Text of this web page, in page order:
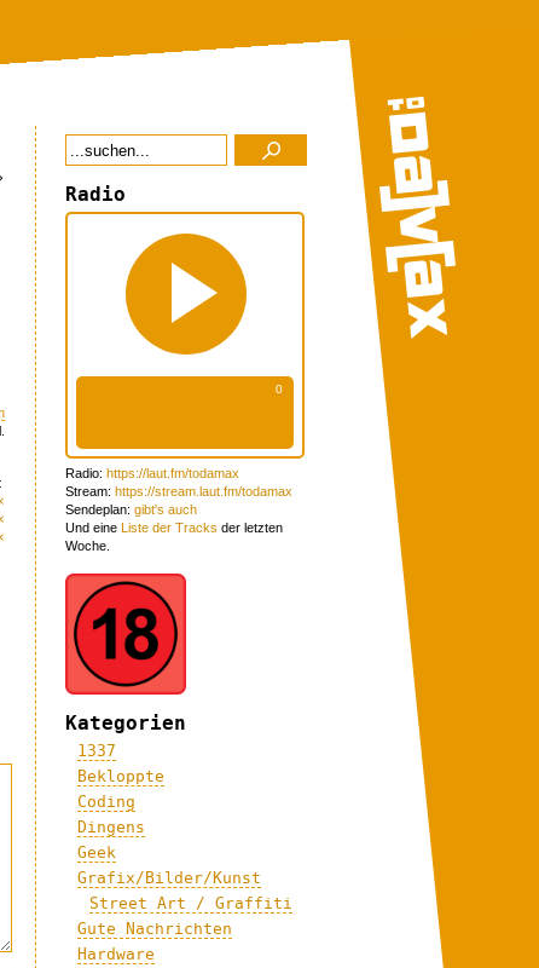
Radio
Radio: https://laut.fm/todamax
Stream: https://stream.laut.fm/todamax
Sendeplan: gibt's auch
Und eine Liste der Tracks der letzten
Woche.
Kategorien
1337
Bekloppte
Coding
Dingens
Geek
Grafix/Bilder/Kunst
Street Art / Graffiti
Gute Nachrichten
Hardware